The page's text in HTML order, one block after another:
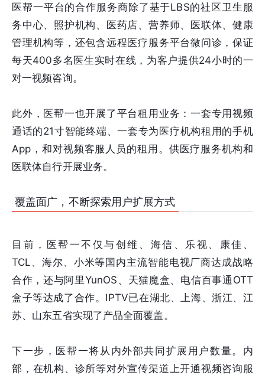
医帮一平台的合作服务商除了基于LBS的社区卫生服
务中心、照护机构、医药店、营养师、医联体、健康
管理机构等，还包含远程医疗服务平台微问诊，保证
每天400多名医生实时在线，为客户提供24小时的一
对一视频咨询。
此外，医帮一也开展了平台租用业务：一套专用视频
通话的21寸智能终端、一套专为医疗机构租用的手机
App，和对视频客服人员的租用。供医疗服务机构和
医联体自行开展业务。
覆盖面广，不断探索用户扩展方式
目前，医帮一不仅与创维、海信、乐视、康佳、
TCL、海尔、小米等国内主流智能电视厂商达成战略
合作，还与阿里YunOS、天猫魔盒、电信百事通OTT
盒子等达成了合作。IPTV已在湖北、上海、浙江、江
苏、山东五省实现了产品全面覆盖。
下一步，医帮一将从内外部共同扩展用户数量。内
部，在机构、诊所等对外宣传渠道上开通视频咨询服